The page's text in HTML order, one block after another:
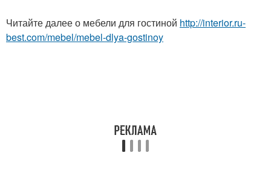
Читайте далее о мебели для гостиной http://interior.ru-
best.com/mebel/mebel-dlya-gostinoy